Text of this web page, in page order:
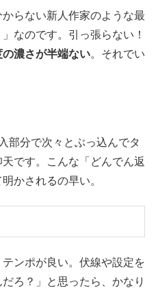
らない新人作家のような最
なのです。引っ張らない！
の濃さが半端ない。それでい
部分で次々とぶっ込んでタ
です。こんな「どんでん返
かされるの早い。
テンポが良い。伏線や設定を
ろ？」と思ったら、かなり